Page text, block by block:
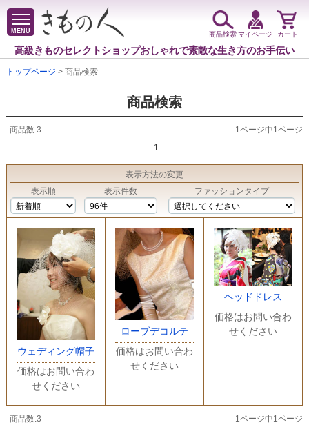
MENU
高級きものセレクトショップおしゃれで素敵な生き方のお手伝い
商品検索マイページ カート
トップページ > 商品検索
商品検索
商品数:3
1ページ中1ページ
1
表示方法の変更
表示順
表示件数 ファッションタイプ
ウェディング帽子
価格はお問い合わ
せください
ローブデコルテ
価格はお問い合わ
せください
ヘッドドレス
価格はお問い合わ
せください
商品数:3
1ページ中1ページ